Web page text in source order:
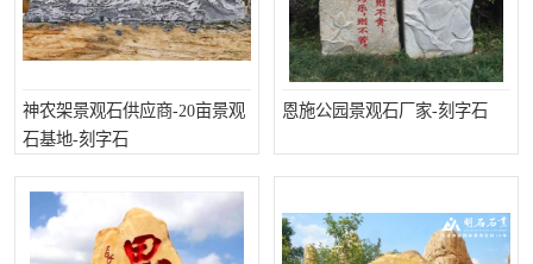
神农架景观石供应商-20亩景观
石基地-刻字石
恩施公园景观石厂家-刻字石
石雕狮子 刻字石